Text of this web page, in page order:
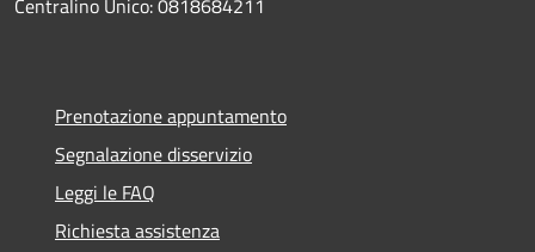
Prenotazione appuntamento
Segnalazione disservizio
Leggi le FAQ
Richiesta assistenza